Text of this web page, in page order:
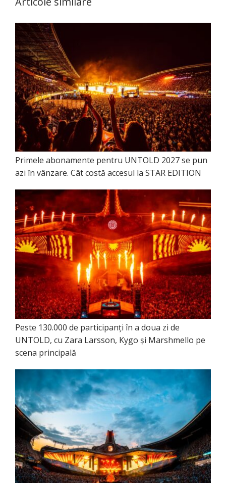
Primele abonamente pentru UNTOLD 2027 se pun
azi în vânzare. Cât costă accesul la STAR EDITION
Peste 130.000 de participanți în a doua zi de
UNTOLD, cu Zara Larsson, Kygo și Marshmello pe
scena principală